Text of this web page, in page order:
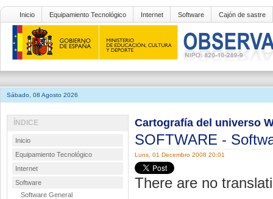
Inicio Equipamiento Tecnológico Internet Software Cajón de sastre
Sábado, 08 Agosto 2026
Cartografía del universo
SOFTWARE -
Luns, 01 Decembro 2008 20:01
There are no
ÍNDICE
Inicio
Equipamiento Tecnológico
Internet
Software
Software General